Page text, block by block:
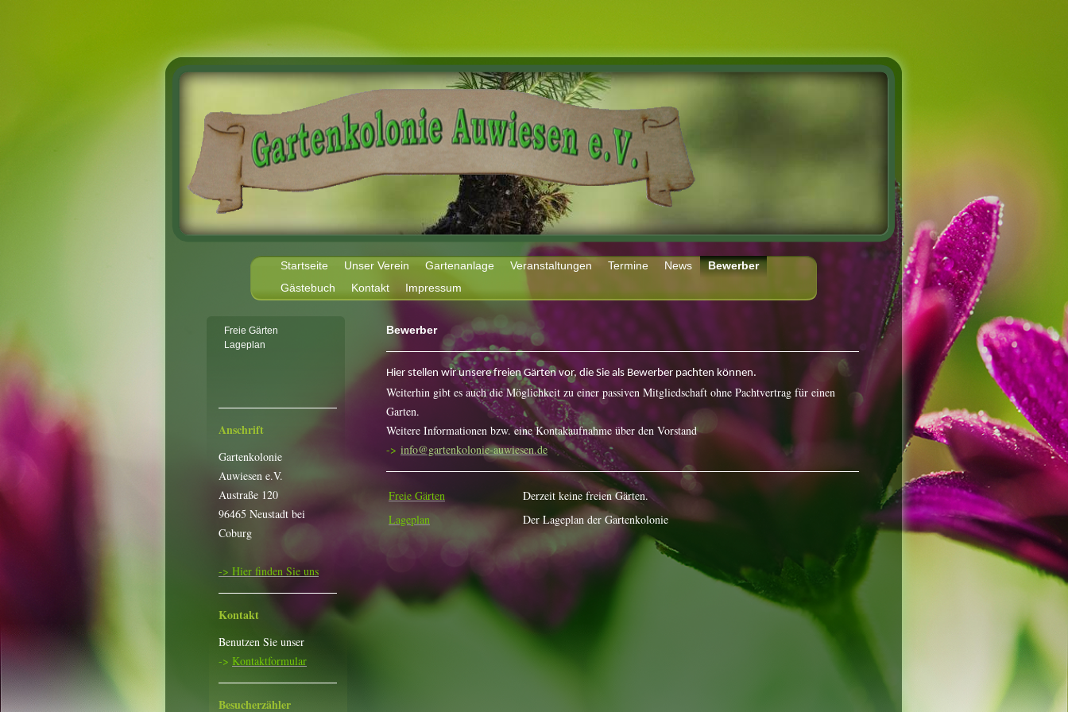
Startseite Unser Verein Gartenanlage Veranstaltungen Termine News
Bewerber
Gästebuch
Kontakt Impressum
Bewerber
Hier stellen wir unsere freien Gärten vor, die Sie als Bewerber pachten können.
Weiterhin gibt es auch die Möglichkeit zu einer passiven Mitgliedschaft ohne Pachtvertrag für einen
Garten.
Weitere Informationen bzw. eine Kontakaufnahme über den Vorstand
-> info@gartenkolonie-auwiesen.de
Freie Gärten
Derzeit keine freien Gärten.
Lageplan
Der Lageplan der Gartenkolonie
Freie Gärten
Lageplan
Anschrift
Gartenkolonie
Auwiesen e.V.
Austraße 120
96465 Neustadt bei
Coburg
-> Hier finden Sie uns
Kontakt
Benutzen Sie unser
-> Kontaktformular
Besucherzähler